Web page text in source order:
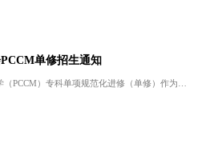
单修招生通知
呼吸与危重症医学（PCCM）专科单项规范化进修（单修）作为PCCM专培建设的补充部分，承担着推进PCCM专科医师的培训，使呼吸疾病的诊治更加...